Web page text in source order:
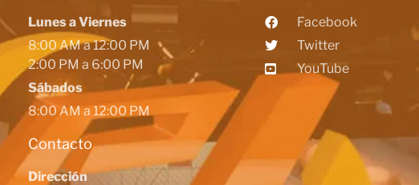
Lunes a Viernes
8:00 AM a 12:00 PM
2:00 PM a 6:00 PM
Sábados
8:00 AM a 12:00 PM
Contacto
Dirección
Facebook
Twitter
YouTube